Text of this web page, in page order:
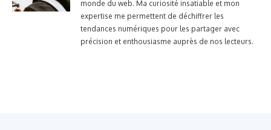
monde du web. Ma curiosité insatiable et mon
expertise me permettent de déchiffrer les
tendances numériques pour les partager avec
précision et enthousiasme auprès de nos lecteurs.